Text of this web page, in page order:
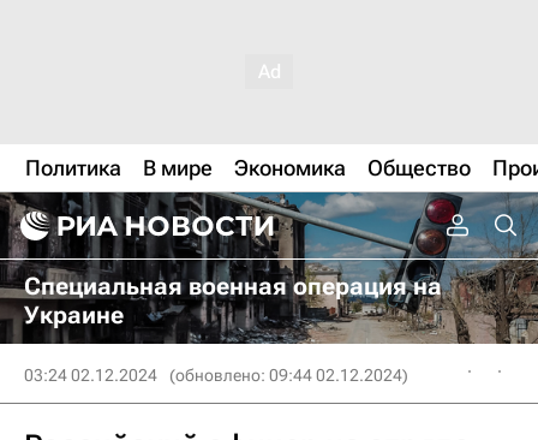
Политика В мире Экономика Общество
Специальная военная операция на
Украине
03:24 02.12.2024 (обновлено: 09:44 02.12.2024)